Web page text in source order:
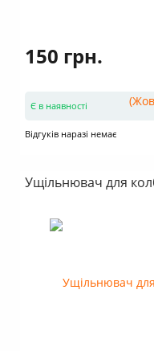
150 грн.
Є в наявності
Відгуків наразі немає
Ущільнювач для